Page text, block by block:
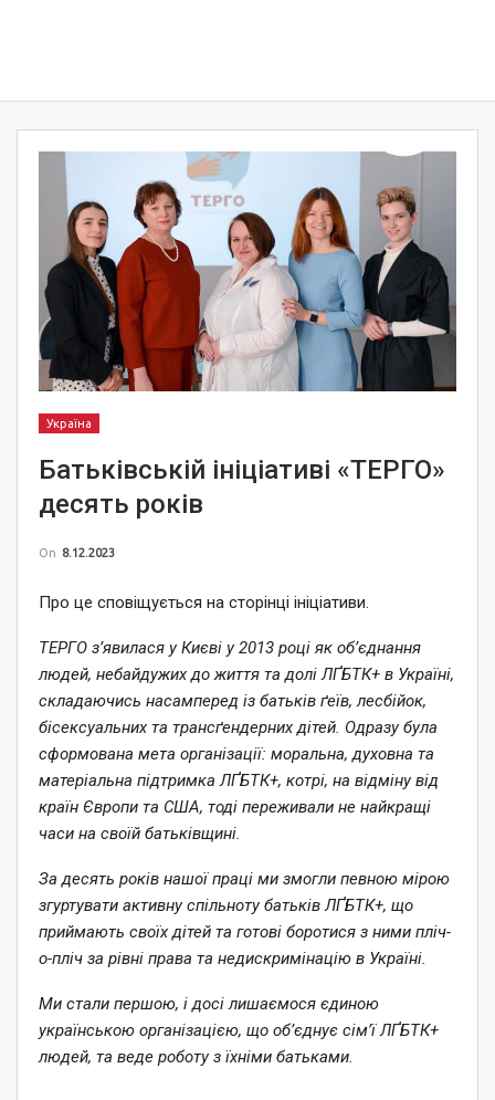
Україна
Батьківській ініціативі «ТЕРГО»
десять років
On 8.12.2023
Про це сповіщується на сторінці ініціативи.
ТЕРГО з’явилася у Києві у 2013 році як об’єднання
людей, небайдужих до життя та долі ЛҐБТК+ в Україні,
складаючись насамперед із батьків ґеїв, лесбійок,
бісексуальних та трансґендерних дітей. Одразу була
сформована мета організації: моральна, духовна та
матеріальна підтримка ЛҐБТК+, котрі, на відміну від
країн Європи та США, тоді переживали не найкращі
часи на своїй батьківщині.
За десять років нашої праці ми змогли певною мірою
згуртувати активну спільноту батьків ЛҐБТК+, що
приймають своїх дітей та готові боротися з ними пліч-
о-пліч за рівні права та недискримінацію в Україні.
Ми стали першою, і досі лишаємося єдиною
українською організацією, що об’єднує сім’ї ЛҐБТК+
людей, та веде роботу з їхніми батьками.